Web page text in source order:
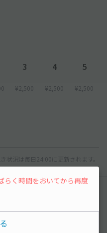
3
¥2,500
4
¥2,500
5
¥2,500
状況は毎日24:00に更新されます。
らく時間をおいてから再度